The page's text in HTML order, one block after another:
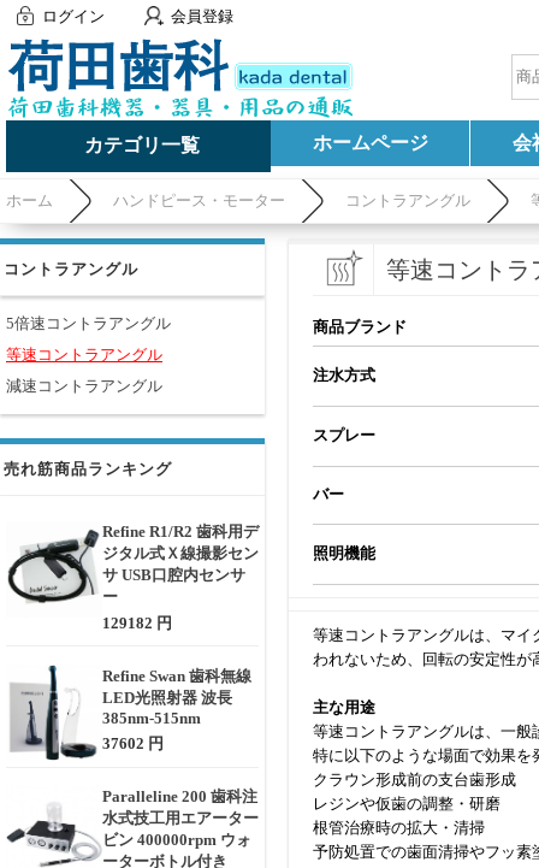
ログイン 会員登録
カテゴリ一覧 ホームページ 会
ホーム ハンドピース・モーター コントラアングル
コントラアングル
5倍速コントラアングル
等速コントラアングル
減速コントラアングル
売れ筋商品ランキング
Refine R1/R2 歯科用デ
ジタル式Ｘ線撮影セン
サ USB口腔内センサ
ー
129182 円
Refine Swan 歯科無線
LED光照射器 波長
385nm-515nm
37602 円
Paralleline 200 歯科注
水式技工用エアーター
ビン 400000rpm ウォ
ーターボトル付き
等速コントラ
商品ブランド
注水方式
スプレー
バー
照明機能
等速コントラアングルは、マ
われないため、回転の安定性
主な用途
等速コントラアングルは、一
特に以下のような場面で効果を
クラウン形成前の支台歯形成
レジンや仮歯の調整・研磨
根管治療時の拡大・清掃
予防処置での歯面清掃やフッ素